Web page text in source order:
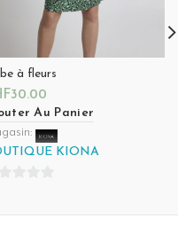
à fleurs
30.00
Au Panier
KIONA